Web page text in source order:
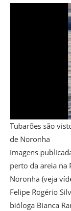
Tubarões são
de Noronha
Imagens
perto da areia na
Noronha (veja
Felipe Rogério
bióloga Bianca